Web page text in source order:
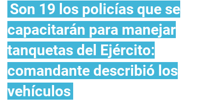
Son 19 los policías que se
capacitarán para manejar
tanquetas del Ejército:
comandante describió los
vehículos